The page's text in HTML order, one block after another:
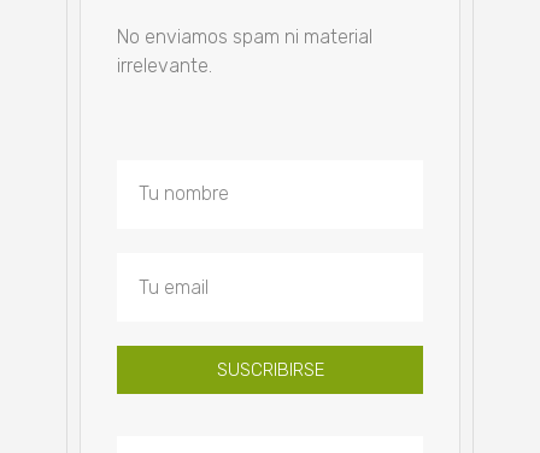
No enviamos spam ni material
irrelevante.
SUSCRIBIRSE